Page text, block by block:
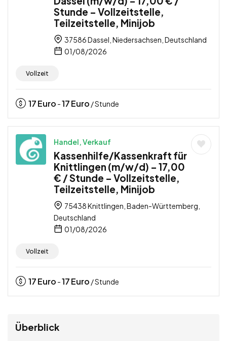
Stunde – Vollzeitstelle,
Teilzeitstelle, Minijob
37586 Dassel, Niedersachsen, Deutschland
01/08/2026
Vollzeit
17Euro -17Euro / Stunde
Handel, Verkauf
Kassenhilfe/Kassenkraft für
Knittlingen (m/w/d) – 17,00
€ / Stunde – Vollzeitstelle,
Teilzeitstelle, Minijob
75438 Knittlingen, Baden-Württemberg,
Deutschland
01/08/2026
Vollzeit
17Euro -17Euro / Stunde
Überblick